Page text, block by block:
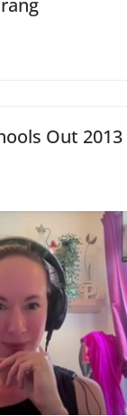
Out 2013